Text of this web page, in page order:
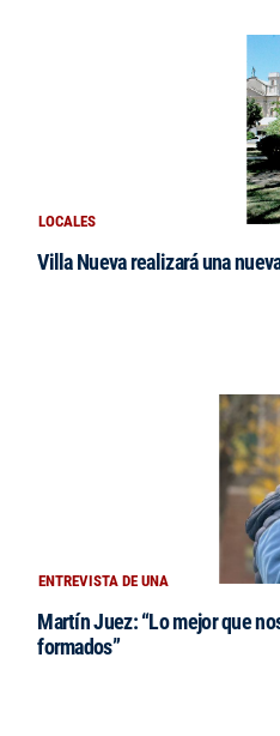
LOCALES
Villa Nueva realizará una
ENTREVISTA DE UNA
Martín Juez: “Lo mejor que
formados”